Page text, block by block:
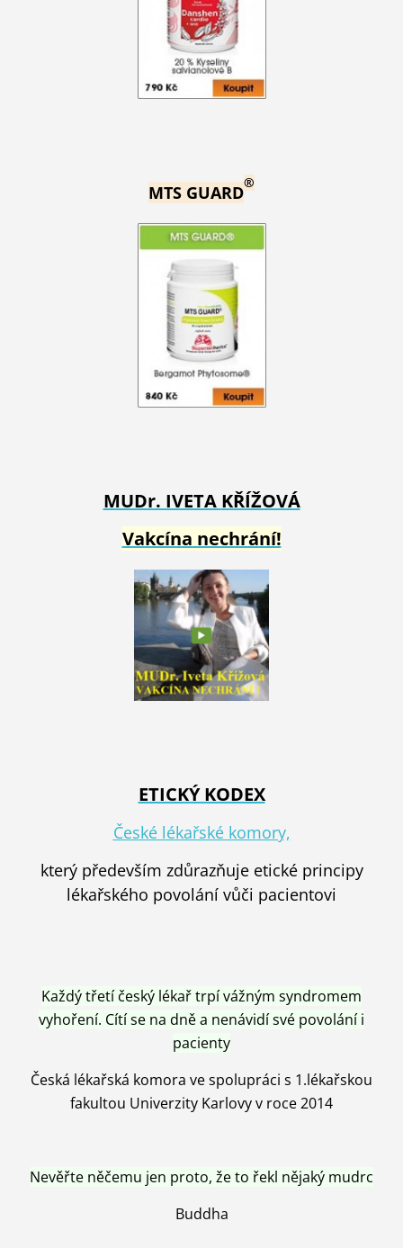
MTS GUARD®
MUDr. IVETA KŘÍŽOVÁ
Vakcína nechrání!
ETICKÝ KODEX
České lékařské komory,
který především zdůrazňuje etické principy
lékařského povolání vůči pacientovi
Každý třetí český lékař trpí vážným syndromem
vyhoření. Cítí se na dně a nenávidí své povolání i
pacienty
Česká lékařská komora ve spolupráci s 1.lékařskou
fakultou Univerzity Karlovy v roce 2014
Nevěřte něčemu jen proto, že to řekl nějaký mudrc
Buddha